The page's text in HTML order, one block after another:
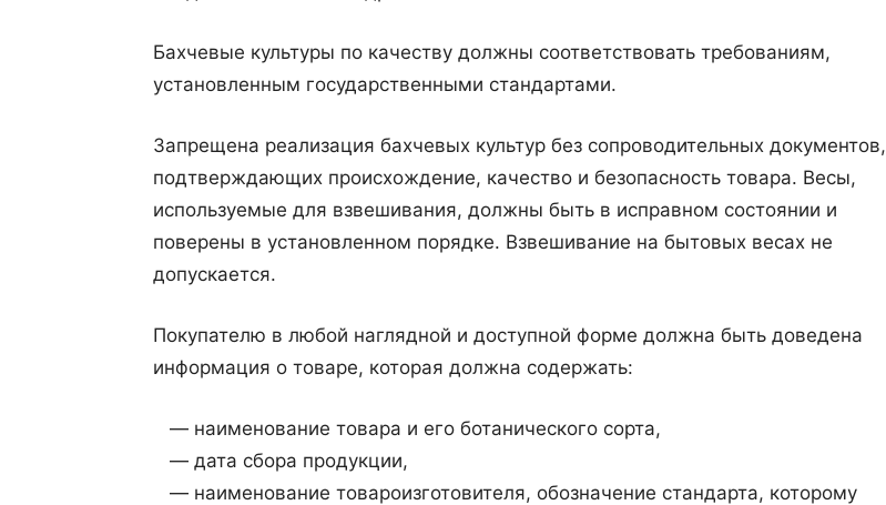
Бахчевые культуры по качеству должны соответствовать требованиям,
установленным государственными стандартами.
Запрещена реализация бахчевых культур без сопроводительных документов,
подтверждающих происхождение, качество и безопасность товара. Весы,
используемые для взвешивания, должны быть в исправном состоянии и
поверены в установленном порядке. Взвешивание на бытовых весах не
допускается.
Покупателю в любой наглядной и доступной форме должна быть доведена
информация о товаре, которая должна содержать:
— наименование товара и его ботанического сорта,
— дата сбора продукции,
— наименование товароизготовителя, обозначение стандарта, которому